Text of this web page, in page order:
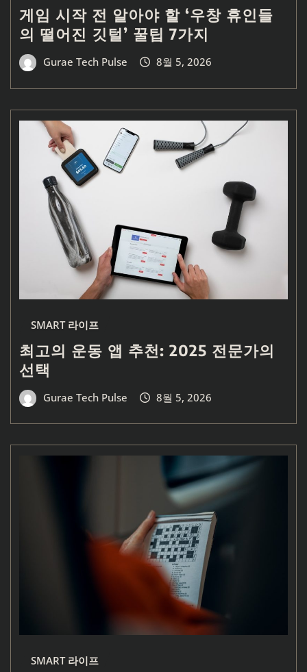
게임 시작 전 알아야 할 ‘우창 휴인들
의 떨어진 깃털’ 꿀팁 7가지
Gurae Tech Pulse 8월 5, 2026
SMART 라이프
최고의 운동 앱 추천: 2025 전문가의
선택
Gurae Tech Pulse 8월 5, 2026
SMART 라이프